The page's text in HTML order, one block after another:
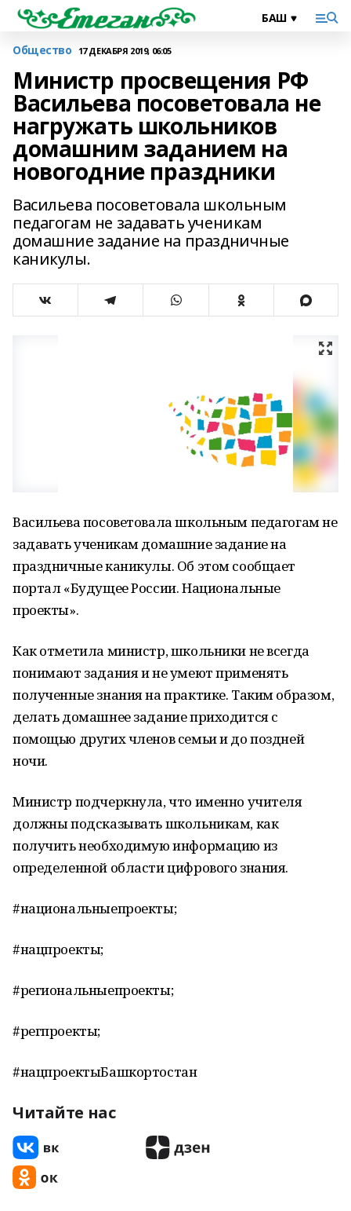
Общество 17 ДЕКАБРЯ 2019, 06:05
Министр просвещения РФ
Васильева посоветовала не
нагружать школьников
домашним заданием на
новогодние праздники
Васильева посоветовала школьным
педагогам не задавать ученикам
домашние задание на праздничные
каникулы.
Васильева посоветовала школьным педагогам не
задавать ученикам домашние задание на
праздничные каникулы. Об этом сообщает
портал «Будущее России. Национальные
проекты».
Как отметила министр, школьники не всегда
понимают задания и не умеют применять
полученные знания на практике. Таким образом,
делать домашнее задание приходится с
помощью других членов семьи и до поздней
ночи.
Министр подчеркнула, что именно учителя
должны подсказывать школьникам, как
получить необходимую информацию из
определенной области цифрового знания.
#национальныепроекты;
#нацпроекты;
#региональныепроекты;
#регпроекты;
#нацпроектыБашкортостан
Читайте нас